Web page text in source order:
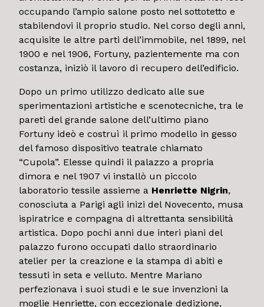
occupando l’ampio salone posto nel sottotetto e
stabilendovi il proprio studio. Nel corso degli anni,
acquisite le altre parti dell’immobile, nel 1899, nel
1900 e nel 1906, Fortuny, pazientemente ma con
costanza, iniziò il lavoro di recupero dell’edificio.
Dopo un primo utilizzo dedicato alle sue
sperimentazioni artistiche e scenotecniche, tra le
pareti del grande salone dell’ultimo piano
Fortuny ideò e costruì il primo modello in gesso
del famoso dispositivo teatrale chiamato
“Cupola”. Elesse quindi il palazzo a propria
dimora e nel 1907 vi installò un piccolo
laboratorio tessile assieme a Henriette Nigrin,
conosciuta a Parigi agli inizi del Novecento, musa
ispiratrice e compagna di altrettanta sensibilità
artistica. Dopo pochi anni due interi piani del
palazzo furono occupati dallo straordinario
atelier per la creazione e la stampa di abiti e
tessuti in seta e velluto. Mentre Mariano
perfezionava i suoi studi e le sue invenzioni la
moglie Henriette, con eccezionale dedizione,